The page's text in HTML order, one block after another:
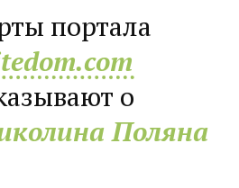
портала
о
Поляна